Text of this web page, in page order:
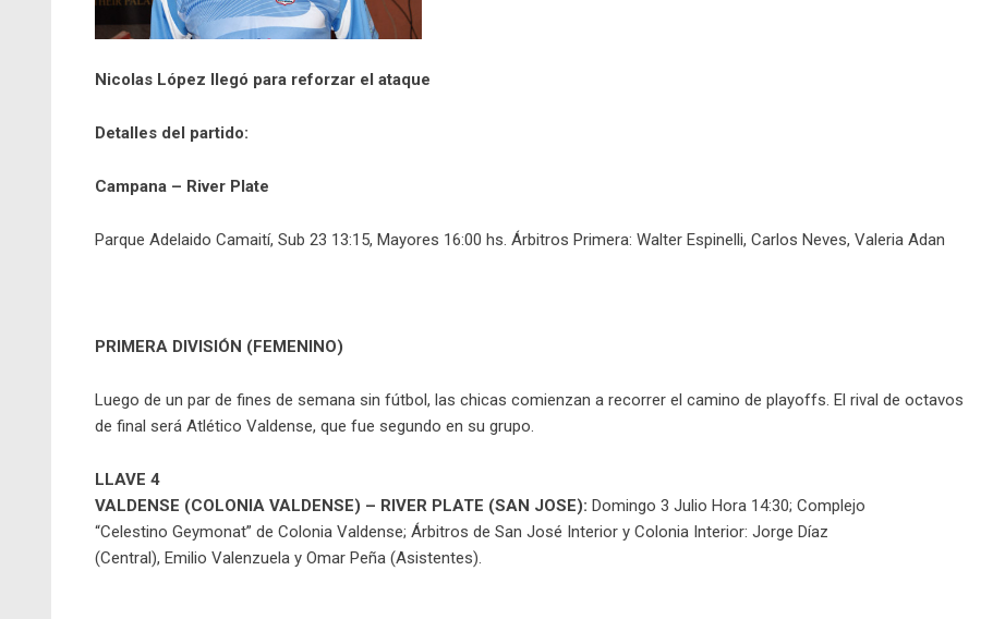
Nicolas López llegó para reforzar el ataque
Detalles del partido:
Campana – River Plate
Parque Adelaido Camaití, Sub 23 13:15, Mayores 16:00 hs. Árbitros Primera: Walter Espinelli, Carlos Neves, Valeria Adan
PRIMERA DIVISIÓN (FEMENINO)
Luego de un par de fines de semana sin fútbol, las chicas comienzan a recorrer el camino de playoffs. El rival de octavos
de final será Atlético Valdense, que fue segundo en su grupo.
LLAVE 4
VALDENSE (COLONIA VALDENSE) – RIVER PLATE (SAN JOSE): Domingo 3 Julio Hora 14:30; Complejo
“Celestino Geymonat” de Colonia Valdense; Árbitros de San José Interior y Colonia Interior: Jorge Díaz
(Central), Emilio Valenzuela y Omar Peña (Asistentes).